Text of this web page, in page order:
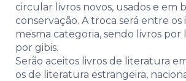
circular livros novos, usados e em
conservação. A troca será entre os
mesma categoria, sendo livros por
por gibis.
Serão aceitos livros de literatura
os de literatura estrangeira,